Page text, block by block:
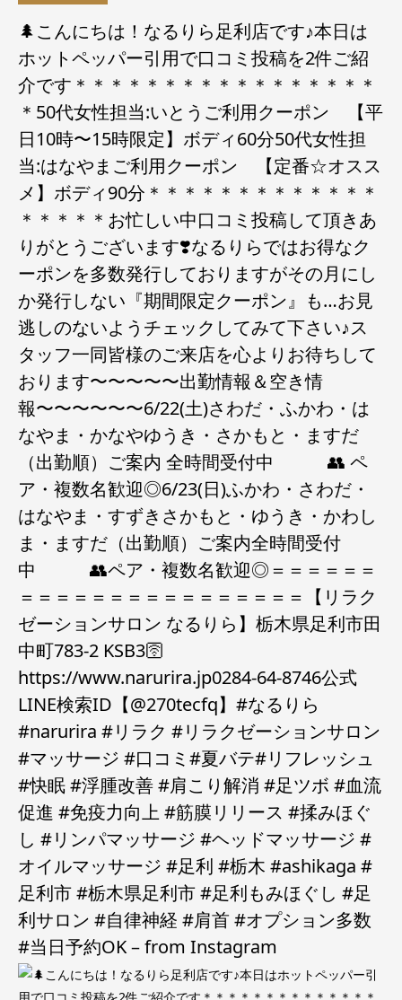
🌲こんにちは！なるりら足利店です♪本日は
ホットペッパー引用で口コミ投稿を2件ご紹
介です＊＊＊＊＊＊＊＊＊＊＊＊＊＊＊＊＊
＊50代女性︎担当:いとう︎ご利用クーポン 【平
日10時〜15時限定】ボディ60分50代女性︎担
当:はなやま︎ご利用クーポン 【定番☆オスス
メ】ボディ90分＊＊＊＊＊＊＊＊＊＊＊＊＊
＊＊＊＊＊お忙しい中口コミ投稿して頂きあ
りがとうございます❣️なるりらではお得なク
ーポンを多数発行しておりますがその月にし
か発行しない『期間限定クーポン』も…お見
逃しのないようチェックしてみて下さい♪ス
タッフ一同皆様のご来店を心よりお待ちして
おります〜〜〜〜〜出勤情報＆空き情
報〜〜〜〜〜〜6/22(土)さわだ・ふかわ・は
なやま・かなやゆうき・さかもと・ますだ
（出勤順）ご案内 全時間受付中 👥 ペ
ア・複数名歓迎◎6/23(日)ふかわ・さわだ・
はなやま・すずきさかもと・ゆうき・かわし
ま・ますだ（出勤順）ご案内全時間受付
中 👥ペア・複数名歓迎◎＝＝＝＝＝＝
＝＝＝＝＝＝＝＝＝＝＝＝＝＝＝＝【リラク
ゼーションサロン なるりら】栃木県足利市田
中町783-2 KSB3🛜
https://www.narurira.jp️0284-64-8746️公式
LINE検索ID【@270tecfq】#なるりら
#narurira #リラク #リラクゼーションサロン
#マッサージ #口コミ#夏バテ#リフレッシュ
#快眠 #浮腫改善 #肩こり解消 #足ツボ #血流
促進 #免疫力向上 #筋膜リリース #揉みほぐ
し #リンパマッサージ #ヘッドマッサージ #
オイルマッサージ #足利 #栃木 #ashikaga #
足利市 #栃木県足利市 #足利もみほぐし #足
利サロン #自律神経 #肩首 #オプション多数
#当日予約OK – from Instagram